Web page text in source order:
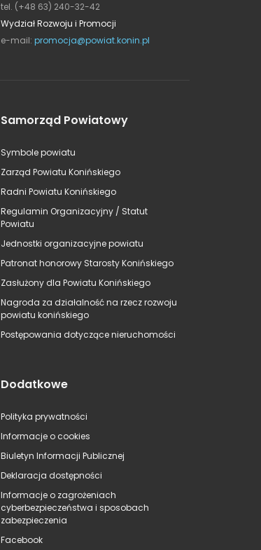
tel. (+48 63) 240-32-42
Wydział Rozwoju i Promocji
e-mail: promocja@powiat.konin.pl
Samorząd Powiatowy
Symbole powiatu
Zarząd Powiatu Konińskiego
Radni Powiatu Konińskiego
Regulamin Organizacyjny / Statut
Powiatu
Jednostki organizacyjne powiatu
Patronat honorowy Starosty Konińskiego
Zasłużony dla Powiatu Konińskiego
Nagroda za działalność na rzecz rozwoju
powiatu konińskiego
Postępowania dotyczące nieruchomości
Dodatkowe
Polityka prywatności
Informacje o cookies
Biuletyn Informacji Publicznej
Deklaracja dostępności
Informacje o zagrożeniach
cyberbezpieczeństwa i sposobach
zabezpieczenia
Facebook